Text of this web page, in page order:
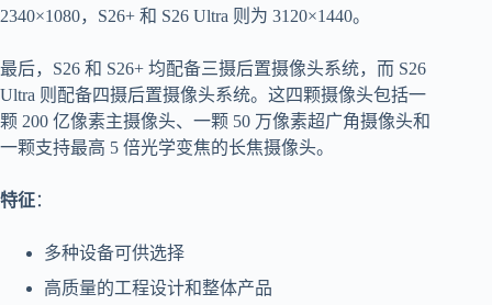
2340×1080，S26+ 和 S26 Ultra 则为 3120×1440。
最后，S26 和 S26+ 均配备三摄后置摄像头系统，而 S26
Ultra 则配备四摄后置摄像头系统。这四颗摄像头包括一
颗 200 亿像素主摄像头、一颗 50 万像素超广角摄像头和
一颗支持最高 5 倍光学变焦的长焦摄像头。
特征：
多种设备可供选择
高质量的工程设计和整体产品